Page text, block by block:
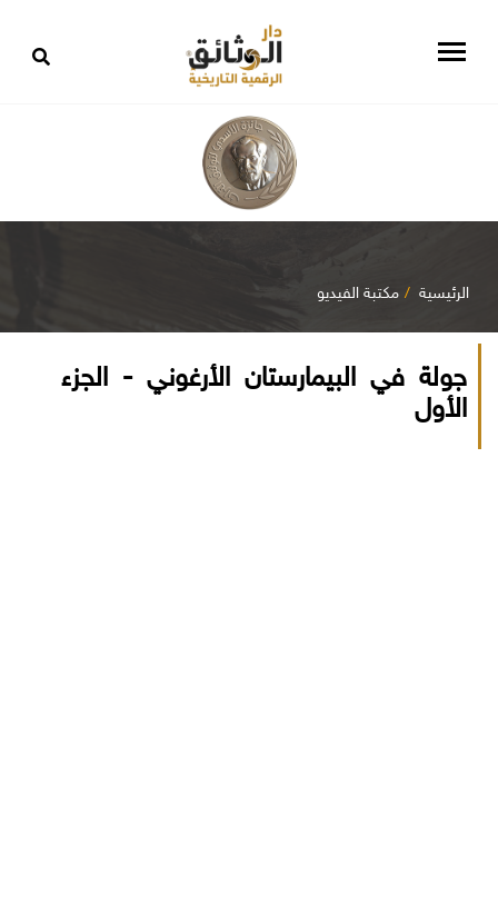
الرئيسية مكتبة الفيديو
جولة في البيمارستان الأرغوني - الجزء
الأول